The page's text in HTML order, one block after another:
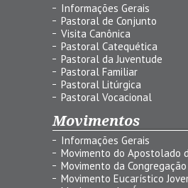
Informações Gerais
Pastoral de Conjunto
Visita Canônica
Pastoral Catequética
Pastoral da Juventude
Pastoral Familiar
Pastoral Litúrgica
Pastoral Vocacional
Movimentos
Informações Gerais
Movimento do Apostolado
Movimento da
Movimento Eucarístico